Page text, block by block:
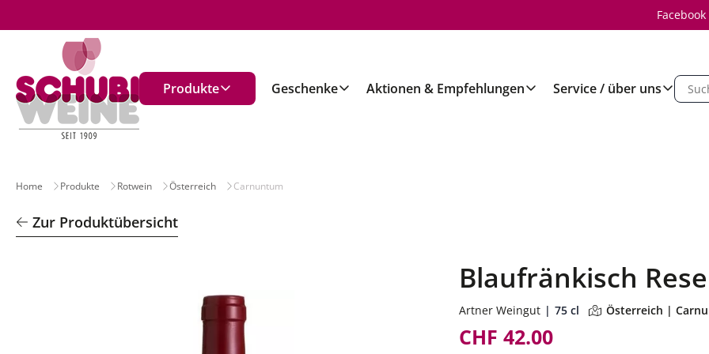
Facebook
Produkte Geschenke Aktionen & Empfehlungen Service / über uns
Home Produkte Rotwein Österreich Carnuntum
Zur Produktübersicht
Blaufränkisch
Artner Weingut 75 cl Österreich |
CHF 42.00